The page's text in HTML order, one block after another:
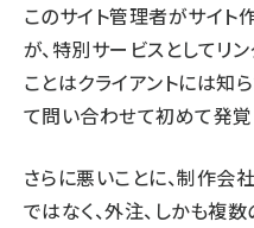
このサイト管理者がサイト
が、特別サービスとしてリ
ことはクライアントには知
て問い合わせて初めて発覚
さらに悪いことに、制作会
ではなく、外注、しかも複